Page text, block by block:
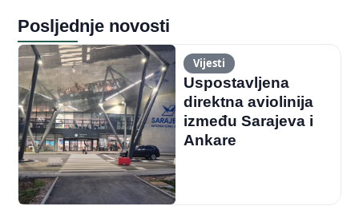
Posljednje novosti
Vijesti
Uspostavljena
direktna aviolinija
između Sarajeva i
Ankare